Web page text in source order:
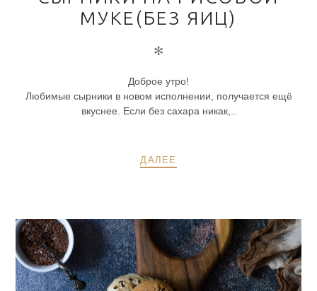
МУКЕ(БЕЗ ЯИЦ)
✻
Доброе утро!
Любимые сырники в новом исполнении, получается ещё
вкуснее. Если без сахара никак,..
ДАЛЕЕ